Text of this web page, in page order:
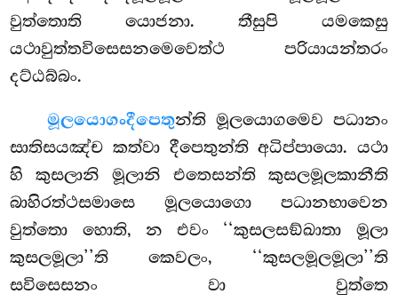
වුත්තොති යොජනා. තීසුපි යමකෙසු
යථාවුත්තවිසෙසනමෙවෙත්ථ පරියායන්තරං
දට්ඨබ්බං.
මූලයොගංදීපෙතුන්ති මූලයොගමෙව පධානං
සාතිසයඤ්ච කත්වා දීපෙතුන්ති අධිප්පායො. යථා
හි කුසලානි මූලානි එතෙසන්ති කුසලමූලකානීති
බාහිරත්ථසමාසෙ මූලයොගො පධානභාවෙන
වුත්තො හොති, න එවං ‘‘කුසලසඞ්ඛාතා මූලා
කුසලමූලා’’ති කෙවලං, ‘‘කුසලමූලමූලා’’ති
සවිසෙසනං වා වුත්තෙ